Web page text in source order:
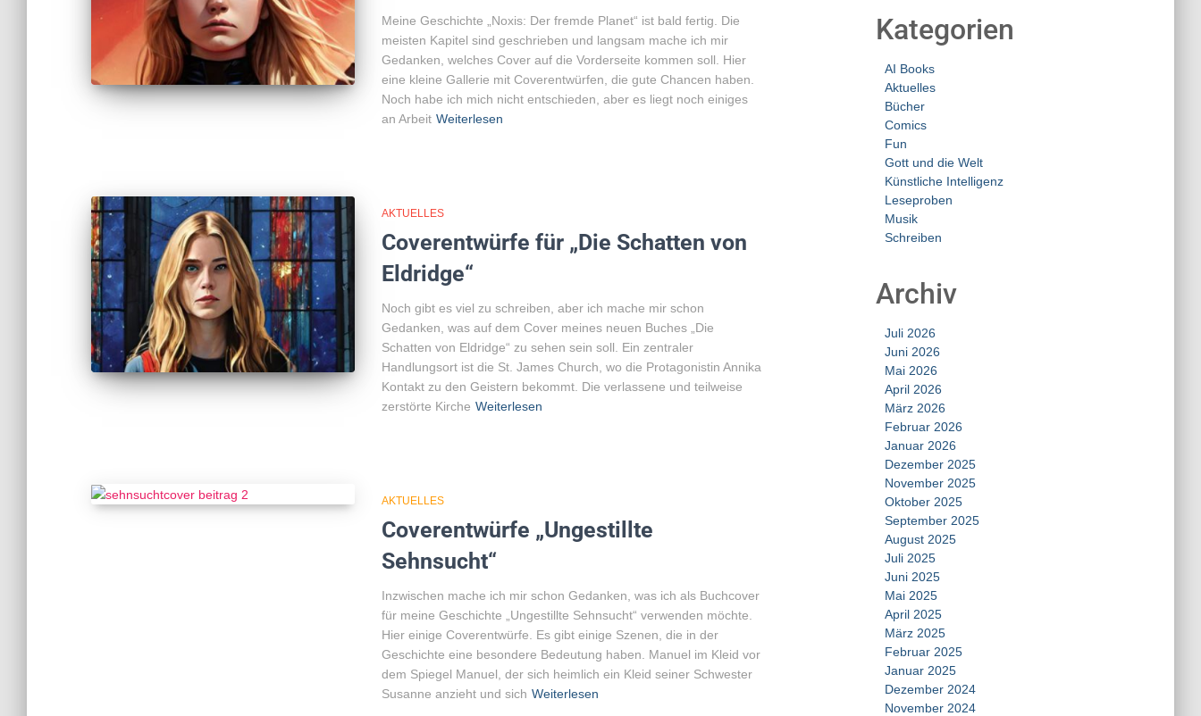
Meine Geschichte „Noxis: Der fremde Planet“ ist bald fertig. Die
meisten Kapitel sind geschrieben und langsam mache ich mir
Gedanken, welches Cover auf die Vorderseite kommen soll. Hier
eine kleine Gallerie mit Coverentwürfen, die gute Chancen haben.
Noch habe ich mich nicht entschieden, aber es liegt noch einiges
an Arbeit Weiterlesen
AKTUELLES
Coverentwürfe für „Die Schatten von
Eldridge“
Noch gibt es viel zu schreiben, aber ich mache mir schon
Gedanken, was auf dem Cover meines neuen Buches „Die
Schatten von Eldridge“ zu sehen sein soll. Ein zentraler
Handlungsort ist die St. James Church, wo die Protagonistin Annika
Kontakt zu den Geistern bekommt. Die verlassene und teilweise
zerstörte Kirche Weiterlesen
AKTUELLES
Coverentwürfe „Ungestillte
Sehnsucht“
Inzwischen mache ich mir schon Gedanken, was ich als Buchcover
für meine Geschichte „Ungestillte Sehnsucht“ verwenden möchte.
Hier einige Coverentwürfe. Es gibt einige Szenen, die in der
Geschichte eine besondere Bedeutung haben. Manuel im Kleid vor
dem Spiegel Manuel, der sich heimlich ein Kleid seiner Schwester
Susanne anzieht und sich Weiterlesen
Kategorien
AI Books
Aktuelles
Bücher
Comics
Fun
Gott und die Welt
Künstliche Intelligenz
Leseproben
Musik
Schreiben
Archiv
Juli 2026
Juni 2026
Mai 2026
April 2026
März 2026
Februar 2026
Januar 2026
Dezember 2025
November 2025
Oktober 2025
September 2025
August 2025
Juli 2025
Juni 2025
Mai 2025
April 2025
März 2025
Februar 2025
Januar 2025
Dezember 2024
November 2024